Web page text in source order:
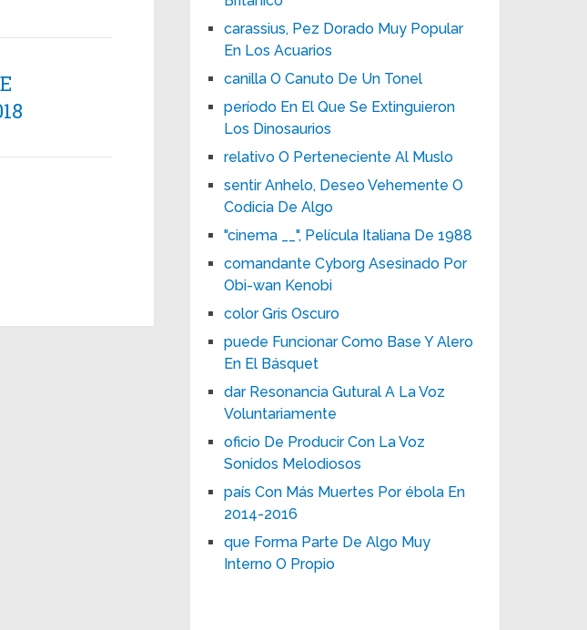
carassius, Pez Dorado Muy Popular
En Los Acuarios
canilla O Canuto De Un Tonel
período En El Que Se Extinguieron
Los Dinosaurios
relativo O Perteneciente Al Muslo
sentir Anhelo, Deseo Vehemente O
Codicia De Algo
"cinema __", Película Italiana De 1988
comandante Cyborg Asesinado Por
Obi-wan Kenobi
color Gris Oscuro
puede Funcionar Como Base Y Alero
En El Básquet
dar Resonancia Gutural A La Voz
Voluntariamente
oficio De Producir Con La Voz
Sonidos Melodiosos
país Con Más Muertes Por ébola En
2014-2016
que Forma Parte De Algo Muy
Interno O Propio